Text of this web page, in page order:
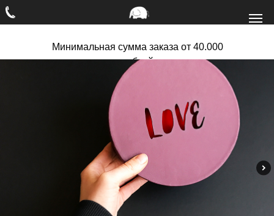
Минимальная сумма заказа от 40.000
рублей